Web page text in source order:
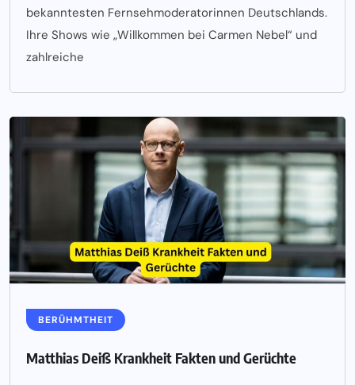
bekanntesten Fernsehmoderatorinnen Deutschlands.
Ihre Shows wie „Willkommen bei Carmen Nebel“ und
zahlreiche
BERÜHMTHEIT
Matthias Deiß Krankheit Fakten und Gerüchte